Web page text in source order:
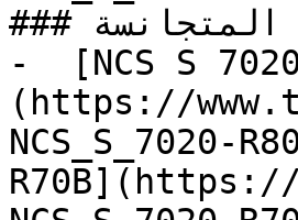
### المتجانسة
-  [NCS S
(https://
NCS_S_7020-